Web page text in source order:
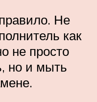
Не
как
не просто
но и мыть